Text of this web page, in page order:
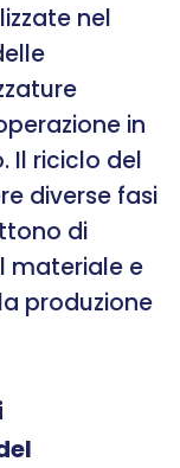
nel
in
Il riciclo del
diverse fasi
di
materiale e
produzione